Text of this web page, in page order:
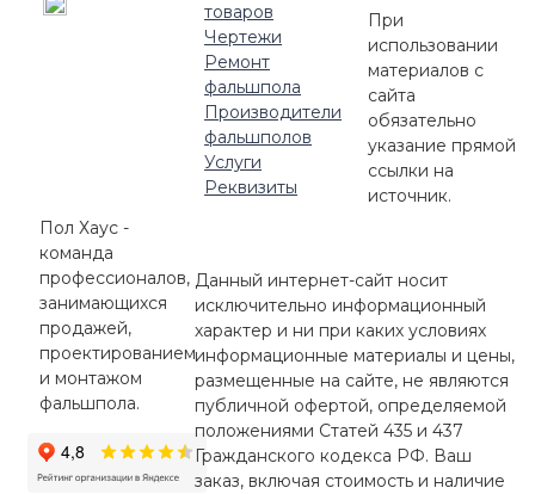
товаров
Чертежи
Ремонт
фальшпола
Производители
фальшполов
Услуги
Реквизиты
Пол Хаус -
команда
профессионалов,
занимающихся
продажей,
проектированием
и монтажом
фальшпола.
При
использовании
материалов с
сайта
обязательно
указание прямой
ссылки на
источник.
Данный интернет-сайт носит
исключительно информационный
характер и ни при каких условиях
информационные материалы и цены,
размещенные на сайте, не являются
публичной офертой, определяемой
положениями Статей 435 и 437
Гражданского кодекса РФ. Ваш
заказ, включая стоимость и наличие